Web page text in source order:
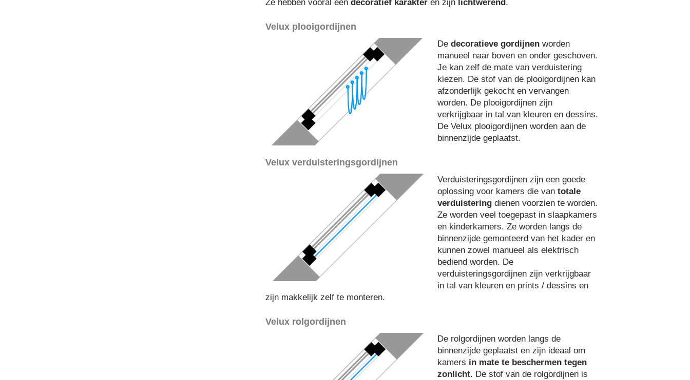
Ze hebben vooral een decoratief karakter en zijn lichtwerend.
Velux plooigordijnen
De decoratieve gordijnen worden
manueel naar boven en onder geschoven.
Je kan zelf de mate van verduistering
kiezen. De stof van de plooigordijnen kan
afzonderlijk gekocht en vervangen
worden. De plooigordijnen zijn
verkrijgbaar in tal van kleuren en dessins.
De Velux plooigordijnen worden aan de
binnenzijde geplaatst.
Velux verduisteringsgordijnen
Verduisteringsgordijnen zijn een goede
oplossing voor kamers die van totale
verduistering dienen voorzien te worden.
Ze worden veel toegepast in slaapkamers
en kinderkamers. Ze worden langs de
binnenzijde gemonteerd van het kader en
kunnen zowel manueel als elektrisch
bediend worden. De
verduisteringsgordijnen zijn verkrijgbaar
in tal van kleuren en prints / dessins en
zijn makkelijk zelf te monteren.
Velux rolgordijnen
De rolgordijnen worden langs de
binnenzijde geplaatst en zijn ideaal om
kamers in mate te beschermen tegen
zonlicht. De stof van de rolgordijnen is